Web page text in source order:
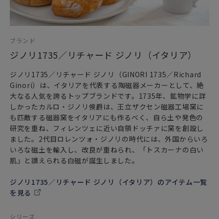
・こちらの商品は金彩（ゴールド）を使用しておりますの
で、洗浄の際は優しく【手洗い】してください。
ブランド
ジノリ1735／リチャード ジノリ（イタリア）
ジノリ1735／リチャード ジノリ（GINORI 1735／Richard
Ginori）は、イタリアを代表する陶磁器メーカーとして、絶
大なる人気を誇るトップブランドです。1735年、鉱物学に詳
しかったカルロ・ジノリ侯爵は、王立ザクセン磁器工場窯に
も匹敵する磁器窯をイタリアにも作るべく、自ら土や発色の
研究を重ね、フィレンツェに近い自領ドッチァに窯を創設し
ました。2代目ロレンツォ・ジノリの時代には、外国からいろ
いろな磁土を輸入し、改良が重ねられ、「トスカーナの白い
肌」と讃えられる白磁が誕生しました。
ジノリ1735／リチャード ジノリ（イタリア）のアイテム一覧
を見る
シリーズ